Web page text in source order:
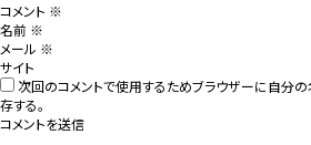
コメント ※
名前 ※
メール ※
サイト
次回のコメントで使用するためブラウザーに自分の
存する。